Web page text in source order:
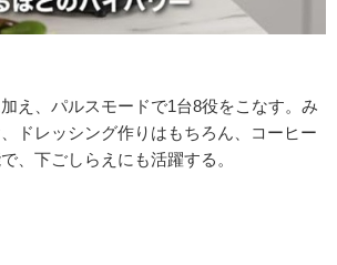
え、パルスモードで1台8役をこなす。み
ドレッシング作りはもちろん、コーヒー
、下ごしらえにも活躍する。